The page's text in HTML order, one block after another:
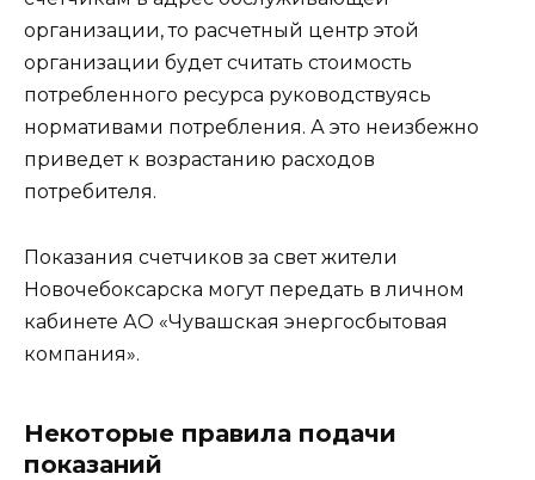
организации, то расчетный центр этой
организации будет считать стоимость
потребленного ресурса руководствуясь
нормативами потребления. А это неизбежно
приведет к возрастанию расходов
потребителя.
Показания счетчиков за свет жители
Новочебоксарска могут передать в личном
кабинете АО «Чувашская энергосбытовая
компания».
Некоторые правила подачи
показаний